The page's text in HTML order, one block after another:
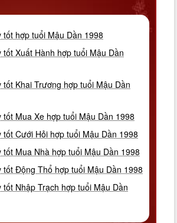
tốt hợp tuổi Mậu Dần 1998
tốt Xuất Hành hợp tuổi Mậu Dần
tốt Khai Trương hợp tuổi Mậu Dần
tốt Mua Xe hợp tuổi Mậu Dần 1998
tốt Cưới Hỏi hợp tuổi Mậu Dần 1998
tốt Mua Nhà hợp tuổi Mậu Dần 1998
tốt Động Thổ hợp tuổi Mậu Dần 1998
tốt Nhập Trạch hợp tuổi Mậu Dần